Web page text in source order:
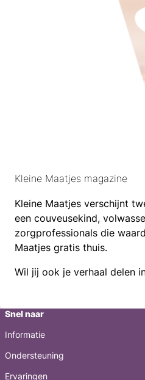
Kleine Maatjes magazine
Kleine Maatjes verschijnt
een couveusekind,
zorgprofessionals die
Maatjes gratis thuis.
Wil jij ook je verhaal delen
Snel naar
Informatie
Ondersteuning
Ervaringen